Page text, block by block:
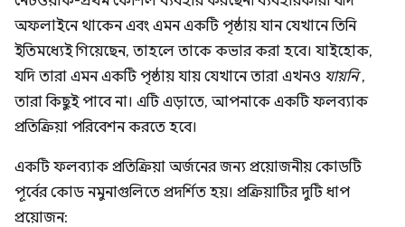
অফলাইনে থাকেন এবং এমন একটি পৃষ্ঠায় যান যেখানে তিনি
ইতিমধ্যেই গিয়েছেন, তাহলে তাকে কভার করা হবে। যাইহোক,
যদি তারা এমন একটি পৃষ্ঠায় যায় যেখানে তারা এখনও যায়নি,
তারা কিছুই পাবে না। এটি এড়াতে, আপনাকে একটি ফলব্যাক
প্রতিক্রিয়া পরিবেশন করতে হবে।
একটি ফলব্যাক প্রতিক্রিয়া অর্জনের জন্য প্রয়োজনীয় কোডটি
পূর্বের কোড নমুনাগুলিতে প্রদর্শিত হয়। প্রক্রিয়াটির দুটি ধাপ
প্রয়োজন: